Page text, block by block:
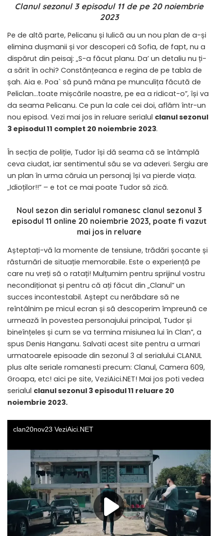
Clanul sezonul 3 episodul 11 de pe 20 noiembrie
2023
Pe de altă parte, Pelicanu și Iulică au un nou plan de a-și
elimina dușmanii și vor descoperi că Sofia, de fapt, nu a
dispărut din peisaj: „S-a făcut planu. Da’ un detaliu nu ți-
a sărit în ochi? Constănțeanca e regina de pe tabla de
șah. Aia e. Poa` să pună mâna pe munculița făcută de
Peliclan…toate mișcările noastre, pe ea a ridicat-o”, își va
da seama Pelicanu. Ce pun la cale cei doi, aflăm într-un
nou episod. Vezi mai jos in reluare serialul clanul sezonul
3 episodul 11 complet 20 noiembrie 2023.
În secția de poliție, Tudor își dă seama că se întâmplă
ceva ciudat, iar sentimentul său se va adeveri. Sergiu are
un plan în urma căruia un personaj își va pierde viața.
„Idioților!!” – e tot ce mai poate Tudor să zică.
Noul sezon din serialul romanesc clanul sezonul 3
episodul 11 online 20 noiembrie 2023, poate fi vazut
mai jos in reluare
Așteptați-vă la momente de tensiune, trădări șocante și
răsturnări de situație memorabile. Este o experiență pe
care nu vreți să o ratați! Mulțumim pentru sprijinul vostru
necondiționat și pentru că ați făcut din „Clanul” un
succes incontestabil. Aștept cu nerăbdare să ne
reîntâlnim pe micul ecran și să descoperim împreună ce
urmează în povestea personajului principal, Tudor și
bineînțeles și cum se va termina misiunea lui în Clan”, a
spus Denis Hanganu. Salvati acest site pentru a urmari
urmatoarele episoade din sezonul 3 al serialului CLANUL
plus alte seriale romanesti precum: Clanul, Camera 609,
Groapa, etc! aici pe site, VeziAici.NET! Mai jos poti vedea
serialul clanul sezonul 3 episodul 11 reluare 20
noiembrie 2023.